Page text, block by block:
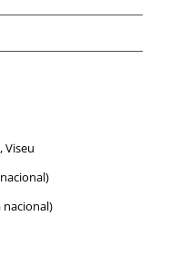
Viseu
nacional)